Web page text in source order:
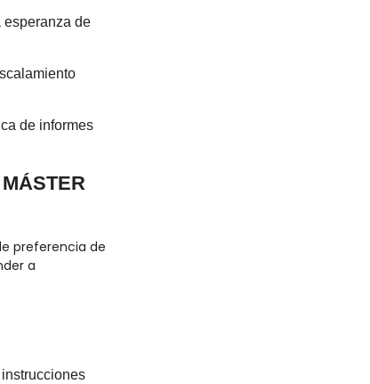
esperanza de
de informes
preferencia de
a